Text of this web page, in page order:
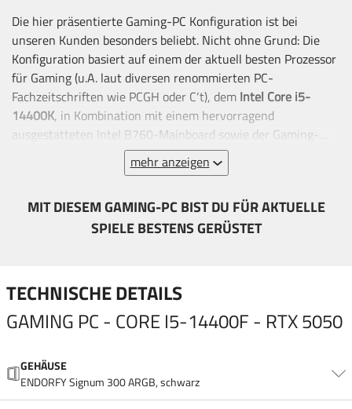
Die hier präsentierte Gaming-PC Konfiguration ist bei
unseren Kunden besonders beliebt. Nicht ohne Grund: Die
Konfiguration basiert auf einem der aktuell besten Prozessor
für Gaming (u.A. laut diversen renommierten PC-
Fachzeitschriften wie PCGH oder C‘t), dem Intel Core i5-
14400K, in Kombination mit einem hervorragend
ausgestatteten Intel B760-Mainboard sowie der Gaming-
NVIDIA RTX 5050. Auch die restliche Ausstattung
ist hochwertig sowie passend dimensioniert. Das verbaute
Reaktionszeiten vom Betriebssystem, Spielen &
Anwendungen.
mehr anzeigen
MIT DIESEM GAMING-PC BIST DU FÜR AKTUELLE
SPIELE BESTENS GERÜSTET
TECHNISCHE DETAILS
GAMING PC - CORE I5-14400F - RTX 5050
GEHÄUSE
ENDORFY Signum 300 ARGB, schwarz